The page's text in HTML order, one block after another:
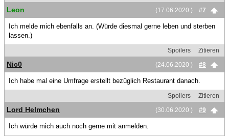
(17.06.2020 )
#7
Leon
Ich melde mich ebenfalls an. (Würde diesmal gerne leben und sterben
lassen.)
Spoilers
Zitieren
(24.06.2020 )
#8
Nic0
Ich habe mal eine Umfrage erstellt bezüglich Restaurant danach.
Spoilers
Zitieren
(30.06.2020 )
#9
Lord Helmchen
Ich würde mich auch noch gerne mit anmelden.